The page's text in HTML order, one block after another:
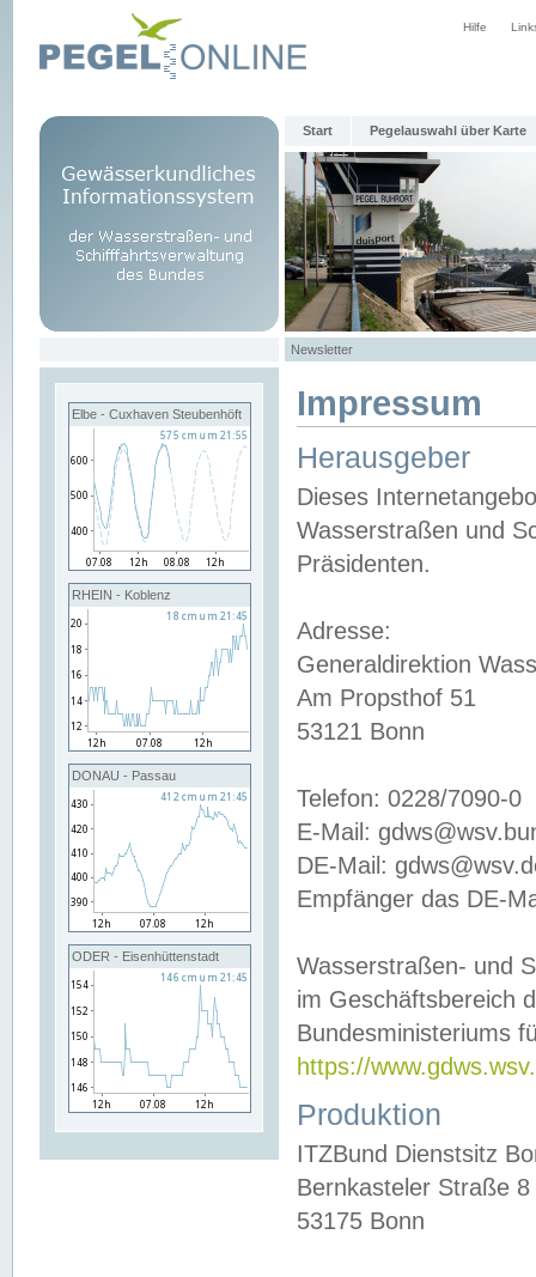
Hilfe
Start Pegelauswahl über Karte
Newsletter
Elbe - Cuxhaven Steubenhöft
RHEIN - Koblenz
DONAU - Passau
ODER - Eisenhüttenstadt
Impressum
Herausgeber
Dieses
Wasserstraßen und
Präsidenten.
Adresse:
Generaldirektion
Am Propsthof 51
53121 Bonn
Telefon: 0228/7090-0
E-Mail:
DE-Mail:
Empfänger das DE-
Wasserstraßen- und
im Geschäftsbereich
Bundesministeriums
https://
Produktion
ITZBund Dienstsitz
Bernkasteler Straße 8
53175 Bonn